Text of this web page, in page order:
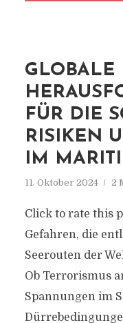
GLOBALE
FÜR DIE
RISIKEN
IM
11. Oktober 2024 2
Click to rate this
Gefahren, die
Seerouten der
Ob Terrorismus
Spannungen im